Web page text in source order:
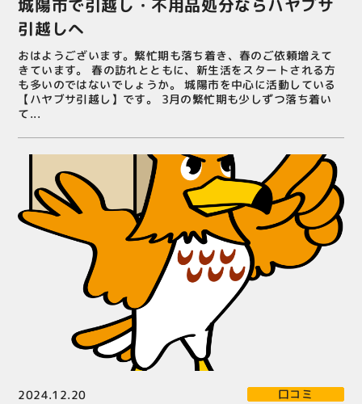
城陽市で引越し・不用品処分ならハヤブサ
引越しへ
おはようございます。繁忙期も落ち着き、春のご依頼増えて
きています。 春の訪れとともに、新生活をスタートされる方
も多いのではないでしょうか。 城陽市を中心に活動している
【ハヤブサ引越し】です。 3月の繁忙期も少しずつ落ち着い
て...
2024.12.20 Google
グーグル
くちこみ
クチコミ
口コミ